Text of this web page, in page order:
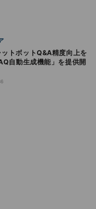
トボットQ&A精度向上を
自動生成機能」を提供開